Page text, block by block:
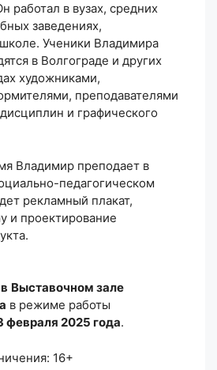
работал в вузах, средних
заведениях,
Ученики Владимира
в Волгограде и других
художниками,
преподавателями
и графического
Владимир преподает в
педагогическом
рекламный плакат,
и проектирование
в Выставочном зале
в режиме работы
февраля 2025 года.
16+